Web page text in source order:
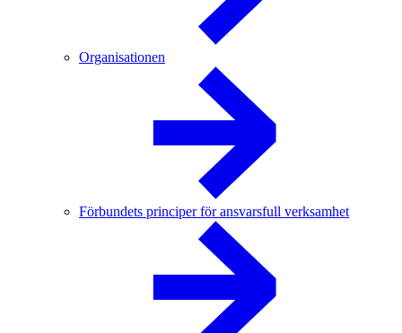
Organisationen
Förbundets principer för ansvarsfull verksamhet